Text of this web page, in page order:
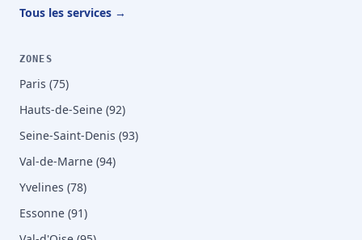
Tous les services →
ZONES
Paris (75)
Hauts-de-Seine (92)
Seine-Saint-Denis (93)
Val-de-Marne (94)
Yvelines (78)
Essonne (91)